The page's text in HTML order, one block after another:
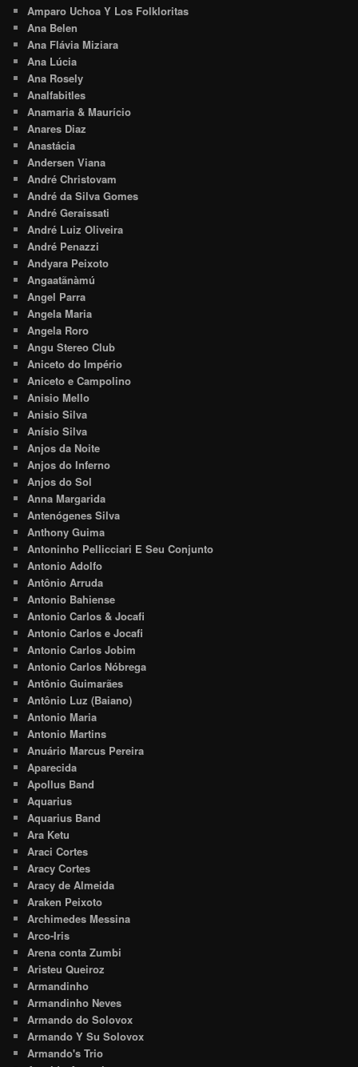
Amparo Uchoa Y Los Folkloritas
Ana Belen
Ana Flávia Miziara
Ana Lúcia
Ana Rosely
Analfabitles
Anamaria & Maurício
Anares Diaz
Anastácia
Andersen Viana
André Christovam
André da Silva Gomes
André Geraissati
André Luiz Oliveira
André Penazzi
Andyara Peixoto
Angaatãnàmú
Angel Parra
Angela Maria
Angela Roro
Angu Stereo Club
Aniceto do Império
Aniceto e Campolino
Anisio Mello
Anisio Silva
Anísio Silva
Anjos da Noite
Anjos do Inferno
Anjos do Sol
Anna Margarida
Antenógenes Silva
Anthony Guima
Antoninho Pellicciari E Seu Conjunto
Antonio Adolfo
Antônio Arruda
Antonio Bahiense
Antonio Carlos & Jocafi
Antonio Carlos e Jocafi
Antonio Carlos Jobim
Antonio Carlos Nóbrega
Antônio Guimarães
Antônio Luz (Baiano)
Antonio Maria
Antonio Martins
Anuário Marcus Pereira
Aparecida
Apollus Band
Aquarius
Aquarius Band
Ara Ketu
Araci Cortes
Aracy Cortes
Aracy de Almeida
Araken Peixoto
Archimedes Messina
Arco-Iris
Arena conta Zumbi
Aristeu Queiroz
Armandinho
Armandinho Neves
Armando do Solovox
Armando Y Su Solovox
Armando's Trio